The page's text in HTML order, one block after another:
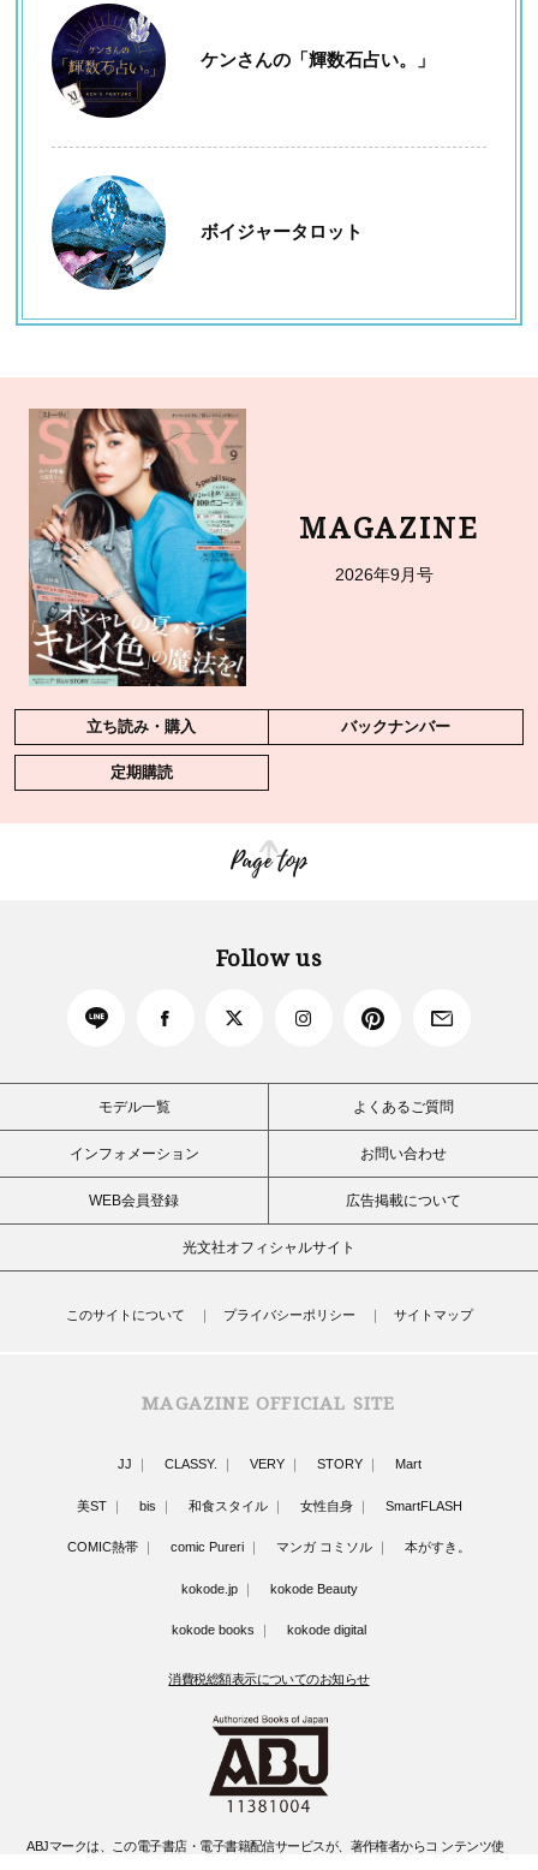
ケンさんの「輝数石占い。」
ボイジャータロット
MAGAZINE
2026年9月号
立ち読み・購入 バックナンバー
定期購読
Page top
Follow us
モデル一覧 よくあるご質問
インフォメーション お問い合わせ
WEB会員登録 広告掲載について
光文社オフィシャルサイト
このサイトについて プライバシーポリシー サイトマップ
MAGAZINE OFFICIAL SITE
JJ CLASSY. VERY STORY Mart
美ST bis 和食スタイル 女性自身 SmartFLASH
COMIC熱帯 comic Pureri マンガ コミソル 本がすき。
kokode.jp kokode Beauty
kokode books kokode digital
消費税総額表示についてのお知らせ
ABJマークは、この電子書店・電子書籍配信サービスが、著作権者からコ ンテンツ使